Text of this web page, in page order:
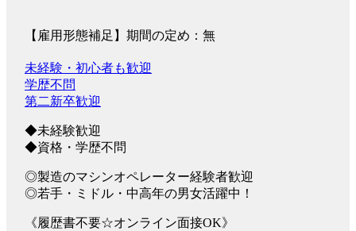
【雇用形態補足】期間の定め：無
未経験・初心者も歓迎
学歴不問
第二新卒歓迎
◆未経験歓迎
◆資格・学歴不問
◎製造のマシンオペレーター経験者歓迎
◎若手・ミドル・中高年の男女活躍中！
《履歴書不要☆オンライン面接OK》